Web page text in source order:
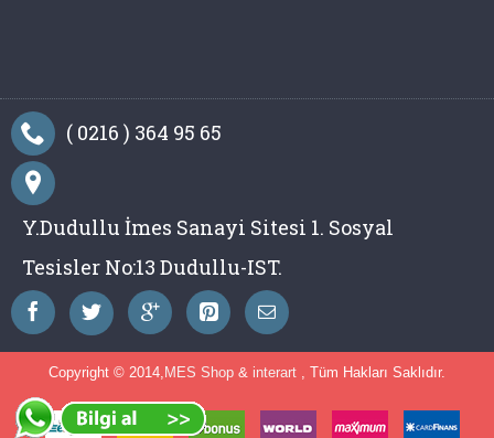
( 0216 ) 364 95 65
Y.Dudullu İmes Sanayi Sitesi 1. Sosyal
Tesisler No:13 Dudullu-IST.
Copyright © 2014, MES Shop & interart , Tüm Hakları Saklıdır.